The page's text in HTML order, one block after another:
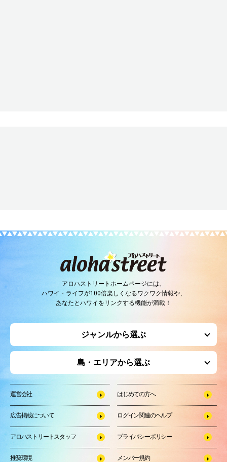
アロハストリートホームページには、
ハワイ・ライフが100倍楽しくなるワクワク情報や、
あなたとハワイをリンクする機能が満載！
ジャンルから選ぶ
島・エリアから選ぶ
運営会社 はじめての方へ
広告掲載について ログイン関連のヘルプ
アロハストリートスタッフ プライバシーポリシー
推奨環境 メンバー規約